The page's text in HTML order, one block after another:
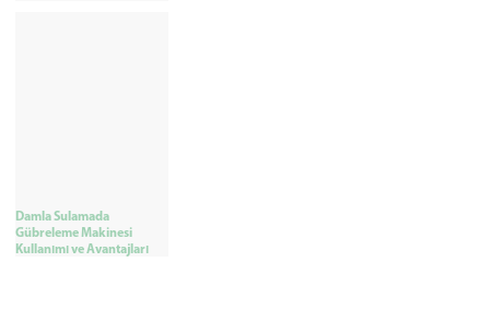
Damla Sulamada
Gübreleme Makinesi
Kullanımı ve Avantajları